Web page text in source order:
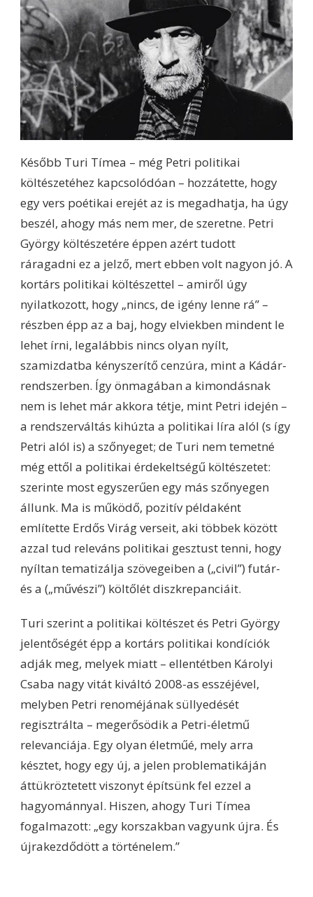
Később Turi Tímea – még Petri politikai
költészetéhez kapcsolódóan – hozzátette, hogy
egy vers poétikai erejét az is megadhatja, ha úgy
beszél, ahogy más nem mer, de szeretne. Petri
György költészetére éppen azért tudott
ráragadni ez a jelző, mert ebben volt nagyon jó. A
kortárs politikai költészettel – amiről úgy
nyilatkozott, hogy „nincs, de igény lenne rá” –
részben épp az a baj, hogy elviekben mindent le
lehet írni, legalábbis nincs olyan nyílt,
szamizdatba kényszerítő cenzúra, mint a Kádár-
rendszerben. Így önmagában a kimondásnak
nem is lehet már akkora tétje, mint Petri idején –
a rendszerváltás kihúzta a politikai líra alól (s így
Petri alól is) a szőnyeget; de Turi nem temetné
még ettől a politikai érdekeltségű költészetet:
szerinte most egyszerűen egy más szőnyegen
állunk. Ma is működő, pozitív példaként
említette Erdős Virág verseit, aki többek között
azzal tud releváns politikai gesztust tenni, hogy
nyíltan tematizálja szövegeiben a („civil”) futár-
és a („művészi”) költőlét diszkrepanciáit.
Turi szerint a politikai költészet és Petri György
jelentőségét épp a kortárs politikai kondíciók
adják meg, melyek miatt – ellentétben Károlyi
Csaba nagy vitát kiváltó 2008-as esszéjével,
melyben Petri renoméjának süllyedését
regisztrálta – megerősödik a Petri-életmű
relevanciája. Egy olyan életműé, mely arra
késztet, hogy egy új, a jelen problematikáján
áttükröztetett viszonyt építsünk fel ezzel a
hagyománnyal. Hiszen, ahogy Turi Tímea
fogalmazott: „egy korszakban vagyunk újra. És
újrakezdődött a történelem.”